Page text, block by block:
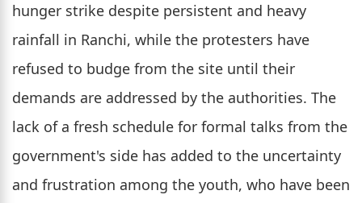
hunger strike despite persistent and heavy
rainfall in Ranchi, while the protesters have
refused to budge from the site until their
demands are addressed by the authorities. The
lack of a fresh schedule for formal talks from the
government's side has added to the uncertainty
and frustration among the youth, who have been